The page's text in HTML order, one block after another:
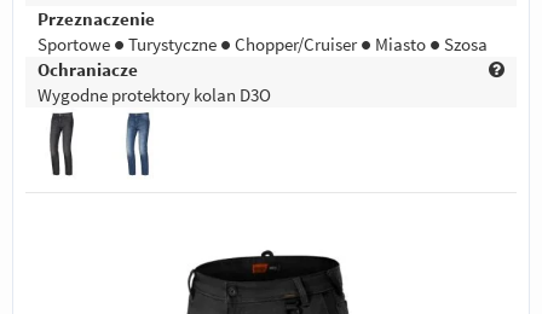
Przeznaczenie
Sportowe ● Turystyczne ● Chopper/Cruiser ● Miasto ● Szosa
Ochraniacze
Wygodne protektory kolan D3O